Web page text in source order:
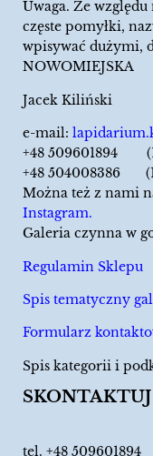
Uwaga. Ze względu
częste pomyłki,
wpisywać dużymi,
NOWOMIEJSKA
Jacek Kiliński
e-mail:
+48 509601894
+48 504008386
Można też z nami
Instagram.
Galeria czynna w
Regulamin Sklepu
Spis tematyczny
Formularz
Spis kategorii i
tel. +48 509601894